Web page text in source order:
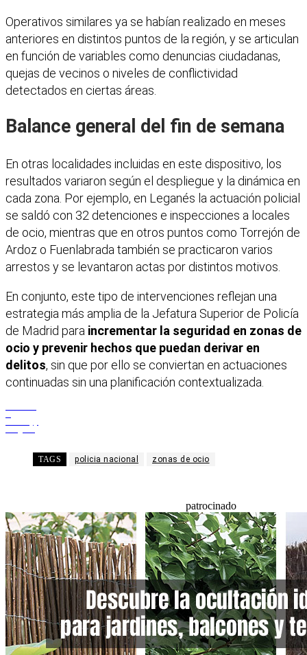
Operativos similares ya se habían realizado en meses
anteriores en distintos puntos de la región, y se articulan
en función de variables como denuncias ciudadanas,
quejas de vecinos o niveles de conflictividad
detectados en ciertas áreas.
Balance general del fin de semana
En otras localidades incluidas en este dispositivo, los
resultados variaron según el despliegue y la dinámica en
cada zona. Por ejemplo, en Leganés la actuación policial
se saldó con 32 detenciones e inspecciones a locales
de ocio, mientras que en otros puntos como Torrejón de
Ardoz o Fuenlabrada también se practicaron varios
arrestos y se levantaron actas por distintos motivos.
En conjunto, este tipo de intervenciones reflejan una
estrategia más amplia de la Jefatura Superior de Policía
de Madrid para incrementar la seguridad en zonas de
ocio y prevenir hechos que puedan derivar en
delitos, sin que por ello se conviertan en actuaciones
continuadas sin una planificación contextualizada.
TAGS policia nacional zonas de ocio
patrocinado